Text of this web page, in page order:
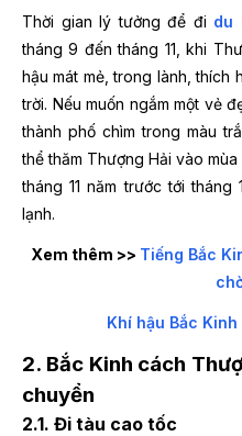
Thời gian lý tưởng để đi du
tháng 9 đến tháng 11, khi
hậu mát mẻ, trong lành,
trời. Nếu muốn ngắm một vẻ
thành phố chìm trong màu
thể thăm Thượng Hải vào
tháng 11 năm trước tới
lạnh.
Xem thêm >> Tiếng Bắc
Khí hậu Bắc
2. Bắc Kinh cách
chuyển
2.1. Đi tàu cao tốc